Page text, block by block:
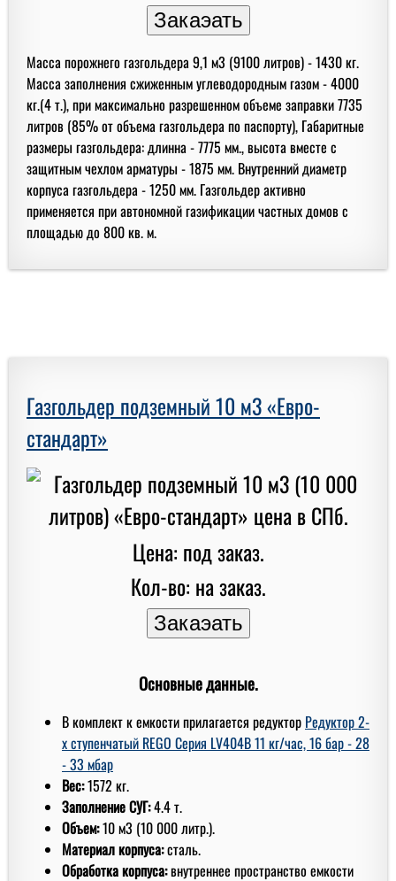
Масса порожнего газгольдера 9,1 м3 (9100 литров) - 1430 кг.
Масса заполнения сжиженным углеводородным газом - 4000
кг.(4 т.), при максимально разрешенном объеме заправки 7735
литров (85% от объема газгольдера по паспорту), Габаритные
размеры газгольдера: длинна - 7775 мм., высота вместе с
защитным чехлом арматуры - 1875 мм. Внутренний диаметр
корпуса газгольдера - 1250 мм. Газгольдер активно
применяется при автономной газификации частных домов с
площадью до 800 кв. м.
Газгольдер подземный 10 м3 «Евро-
стандарт»
Цена: под заказ.
Кол-во: на заказ.
Основные данные.
В комплект к емкости прилагается редуктор Редуктор 2-
х ступенчатый REGO Серия LV404B 11 кг/час, 16 бар - 28
- 33 мбар
Вес:1572 кг.
Заполнение СУГ:4.4 т.
Объем:10 м3 (10 000 литр.).
Материал корпуса:сталь.
Обработка корпуса:внутреннее пространство емкости